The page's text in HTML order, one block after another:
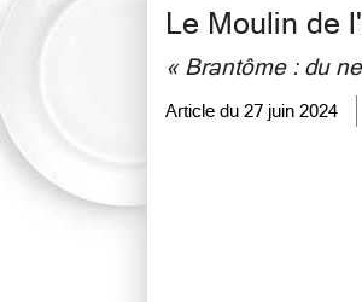
Le Moulin de
« Brantôme : du
Article du 27 juin 2024